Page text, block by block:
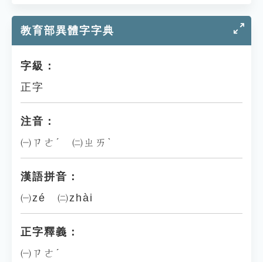
教育部異體字字典
字級：
正字
注音：
㈠ㄗㄜˊ ㈡ㄓㄞˋ
漢語拼音：
㈠zé ㈡zhài
正字釋義：
㈠ㄗㄜˊ